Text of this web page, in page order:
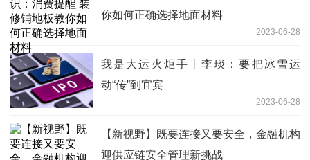
你如何正确选择地面材料
2023-06-28
我是大运火炬手丨李琰：要把冰雪运
动“传”到宜宾
2023-06-28
【新视野】既要连接又要安全，金融机构
迎供应链安全管理新挑战